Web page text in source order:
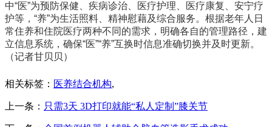
中“医”为预防保健、疾病诊治、医疗护理、医疗康复、安宁疗
护等，“养”为生活照料、精神慰藉及综合服务。根据老年人日
常住养和住院医疗两种不同的需求，明确各自的管理路径，建
立信息系统，确保“医”“养”互换时信息准确切换并及时更新。
（记者甘贝贝）
相关标签： 医养结合机构,
上一条： 只需3天 3D打印就能“私人定制”膝关节